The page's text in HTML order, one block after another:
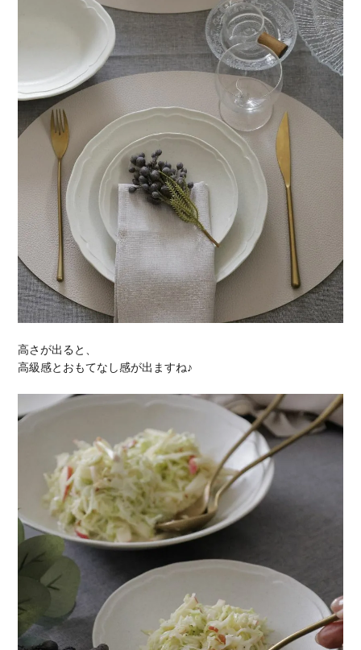
高さが出ると、
高級感とおもてなし感が出ますね♪